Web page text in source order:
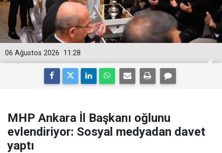
11:28
06 Ağustos 2026
MHP Ankara İl Başkanı oğlunu
evlendiriyor: Sosyal medyadan davet
yaptı